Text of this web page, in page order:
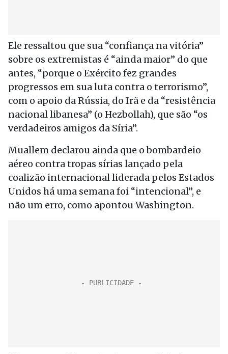
Ele ressaltou que sua “confiança na vitória”
sobre os extremistas é “ainda maior” do que
antes, “porque o Exército fez grandes
progressos em sua luta contra o terrorismo”,
com o apoio da Rússia, do Irã e da “resistência
nacional libanesa” (o Hezbollah), que são “os
verdadeiros amigos da Síria”.
Muallem declarou ainda que o bombardeio
aéreo contra tropas sírias lançado pela
coalizão internacional liderada pelos Estados
Unidos há uma semana foi “intencional”, e
não um erro, como apontou Washington.